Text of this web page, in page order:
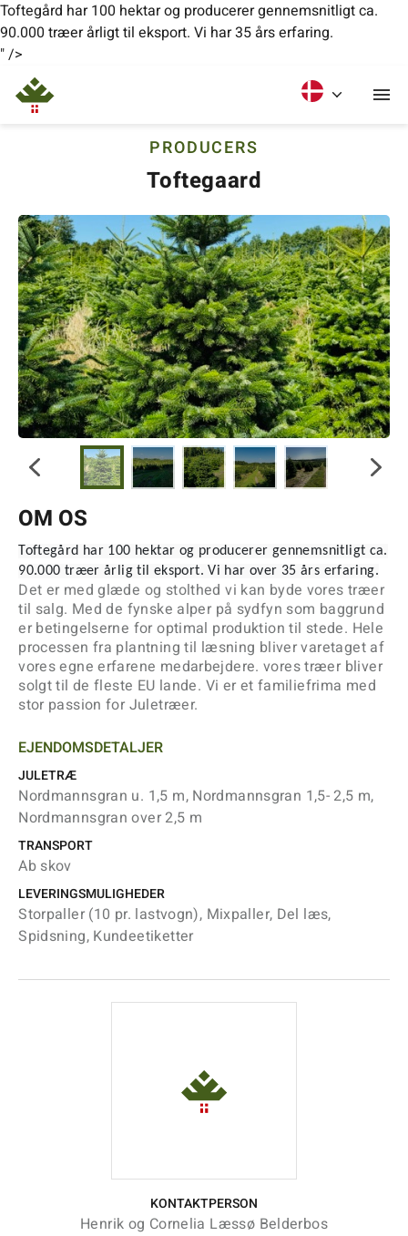
Toftegård har 100 hektar og producerer gennemsnitligt ca.
90.000 træer årligt til eksport. Vi har 35 års erfaring.
" />
PRODUCERS
Toftegaard
OM OS
Toftegård har 100 hektar og producerer gennemsnitligt ca.
90.000 træer årlig til eksport. Vi har over 35 års erfaring.
Det er med glæde og stolthed vi kan byde vores træer
til salg. Med de fynske alper på sydfyn som baggrund
er betingelserne for optimal produktion til stede. Hele
processen fra plantning til læsning bliver varetaget af
vores egne erfarene medarbejdere. vores træer bliver
solgt til de fleste EU lande. Vi er et familiefrima med
stor passion for Juletræer.
EJENDOMSDETALJER
JULETRÆ
Nordmannsgran u. 1,5 m, Nordmannsgran 1,5- 2,5 m,
Nordmannsgran over 2,5 m
TRANSPORT
Ab skov
LEVERINGSMULIGHEDER
Storpaller (10 pr. lastvogn), Mixpaller, Del læs,
Spidsning, Kundeetiketter
KONTAKTPERSON
Henrik og Cornelia Læssø Belderbos